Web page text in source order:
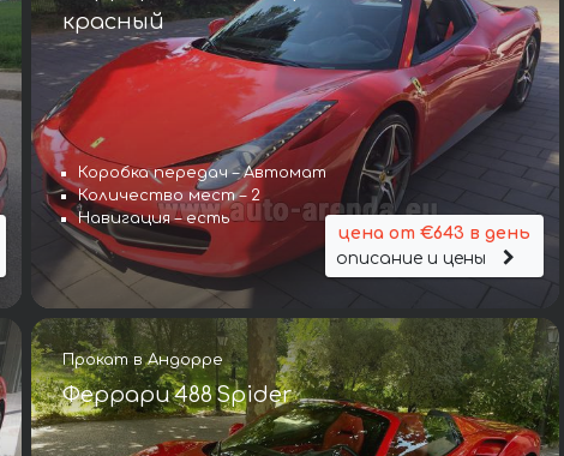
красный
Коробка передач – Автомат
Количество мест – 2
Навигация – есть
цена от €643 в день
описание и цены
Прокат в Андорре
Феррари 488 Spider